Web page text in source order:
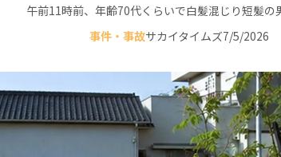
午前11時前、年齢70代くらいで白髪混じり短髪の
事件・事故サカイタイムズ7/5/2026